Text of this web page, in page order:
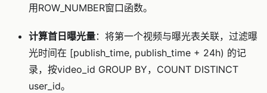
用ROW_NUMBER窗口函数。
计算首日曝光量：将第一个视频与曝光表关联，过滤曝
光时间在 [publish_time, publish_time + 24h) 的记
录，按video_id GROUP BY，COUNT DISTINCT
user_id。